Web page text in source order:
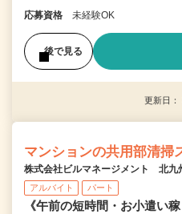
応募資格 未経験OK
後で見る
更新日
マンションの共用部清掃
株式会社ビルマネージメント 北九
アルバイト パート
《午前の短時間・お小遣